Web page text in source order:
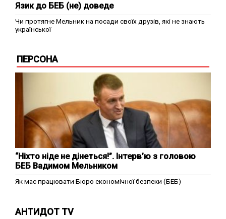
Язик до БЕБ (не) доведе
Чи протягне Мельник на посади своїх друзів, які не знають
української
ПЕРСОНА
“Ніхто ніде не дінеться!”. Інтерв’ю з головою
БЕБ Вадимом Мельником
Як має працювати Бюро економічної безпеки (БЕБ)
АНТИДОТ TV